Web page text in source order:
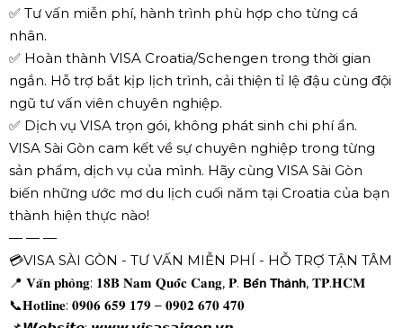
✅ Tư vấn miễn phí, hành trình phù hợp cho từng cá
nhân.
✅ Hoàn thành VISA Croatia/Schengen trong thời gian
ngắn. Hỗ trợ bắt kịp lịch trình, cải thiện tỉ lệ đậu cùng đội
ngũ tư vấn viên chuyên nghiệp.
✅ Dịch vụ VISA trọn gói, không phát sinh chi phí ẩn.
VISA Sài Gòn cam kết về sự chuyên nghiệp trong từng
sản phẩm, dịch vụ của mình. Hãy cùng VISA Sài Gòn
biến những ước mơ du lịch cuối năm tại Croatia của bạn
thành hiện thực nào!
— — —
💳VISA SÀI GÒN - TƯ VẤN MIỄN PHÍ - HỖ TRỢ TẬN TÂM
📍 𝐕𝐚̆𝐧 𝐩𝐡𝐨̀𝐧𝐠: 𝟏𝟖𝐁 𝐍𝐚𝐦 𝐐𝐮𝐨̂́𝐜 𝐂𝐚𝐧𝐠, 𝐏. 𝗕𝗲̂́𝗻 𝗧𝗵𝗮̀𝗻𝗵, 𝐓𝐏.𝐇𝐂𝐌
📞𝐇𝐨𝐭𝐥𝐢𝐧𝐞: 𝟎𝟗𝟎𝟔 𝟔𝟓𝟗 𝟏𝟕𝟗 – 𝟎𝟗𝟎𝟐 𝟔𝟕𝟎 𝟒𝟕𝟎